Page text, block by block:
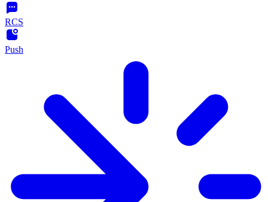
RCS
Push